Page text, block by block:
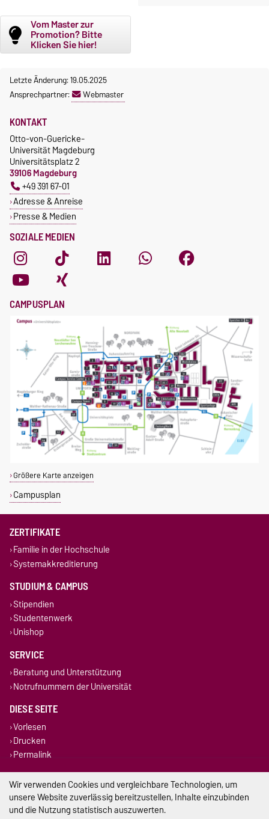
Vom Master zur
Promotion? Bitte
Klicken Sie hier!
Letzte Änderung: 19.05.2025
Ansprechpartner:
Webmaster
SOZIALE MEDIEN
KONTAKT
Otto-von-Guericke-
Universität Magdeburg
Universitätsplatz 2
39106 Magdeburg
+49 391 67-01
Adresse & Anreise
Presse & Medien
CAMPUSPLAN
Größere Karte anzeigen
Campusplan
ZERTIFIKATE
Familie in der Hochschule
Systemakkreditierung
STUDIUM & CAMPUS
Stipendien
Studentenwerk
Unishop
SERVICE
Beratung und Unterstützung
Notrufnummern der Universität
DIESE SEITE
Vorlesen
Drucken
Permalink
Impressum
Datenschutz
Wir verwenden Cookies und vergleichbare Technologien, um
unsere Website zuverlässig bereitzustellen, Inhalte einzubinden
und die Nutzung statistisch auszuwerten.